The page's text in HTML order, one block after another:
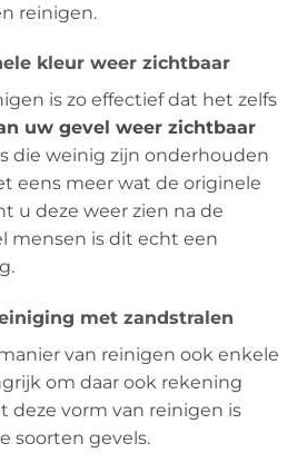
reinigen.
kleur weer zichtbaar
is zo effectief dat het zelfs
uw gevel weer zichtbaar
die weinig zijn onderhouden
eens meer wat de originele
u deze weer zien na de
mensen is dit echt een
met zandstralen
van reinigen ook enkele
om daar ook rekening
deze vorm van reinigen is
soorten gevels.